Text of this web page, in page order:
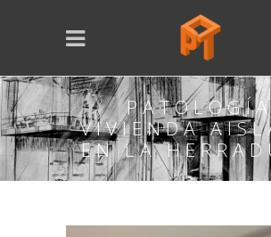
VIVIENDA
EN LA